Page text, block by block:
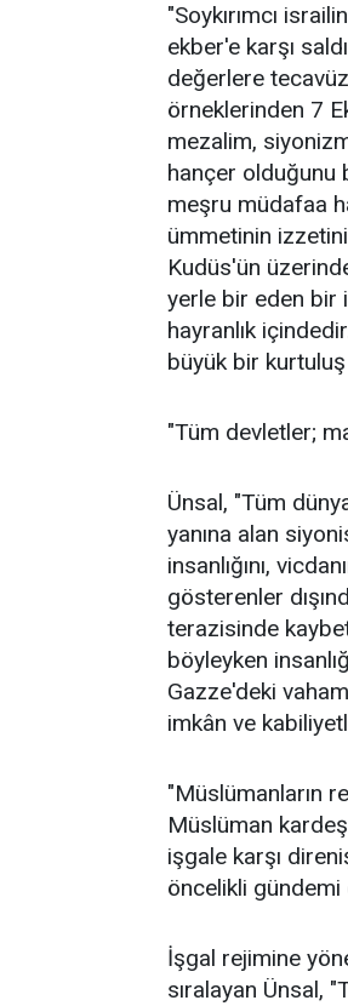
"Soykırımcı
ekber'e karşı
değerlere
örneklerinden 7
mezalim,
hançer olduğunu
meşru müdafaa
ümmetinin
Kudüs'ün
yerle bir eden bir
hayranlık
büyük bir
"Tüm devletler;
Ünsal, "Tüm
yanına alan
insanlığını,
gösterenler
terazisinde
böyleyken
Gazze'deki
imkân ve
"Müslümanların
Müslüman
işgale karşı
öncelikli gündemi
İşgal rejimine
sıralayan Ünsal,